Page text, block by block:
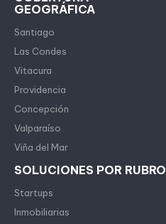
GEOGRÁFICA
Santiago
Las Condes
Vitacura
Providencia
Concepción
Valparaíso
Viña del Mar
SOLUCIONES POR RUBRO
Startups
Inmobiliarias